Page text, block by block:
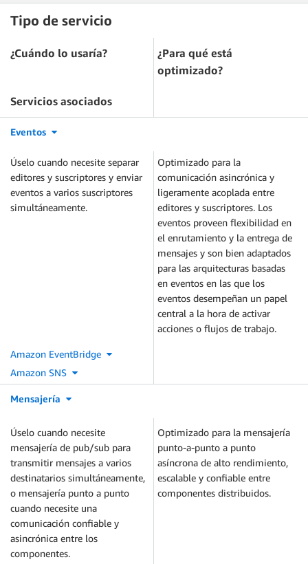
Tipo de servicio
¿Cuándo lo usaría?
¿Para qué está
optimizado?
Servicios asociados
Eventos
Úselo cuando necesite separar
editores y suscriptores y enviar
eventos a varios suscriptores
simultáneamente.
Optimizado para la
comunicación asincrónica y
ligeramente acoplada entre
editores y suscriptores. Los
eventos proveen flexibilidad en
el enrutamiento y la entrega de
mensajes y son bien adaptados
para las arquitecturas basadas
en eventos en las que los
eventos desempeñan un papel
central a la hora de activar
acciones o flujos de trabajo.
Amazon EventBridge
Amazon SNS
Mensajería
Úselo cuando necesite
mensajería de pub/sub para
transmitir mensajes a varios
destinatarios simultáneamente,
o mensajería punto a punto
cuando necesite una
comunicación confiable y
asincrónica entre los
componentes.
Optimizado para la mensajería
punto-a-punto a punto
asíncrona de alto rendimiento,
escalable y confiable entre
componentes distribuidos.